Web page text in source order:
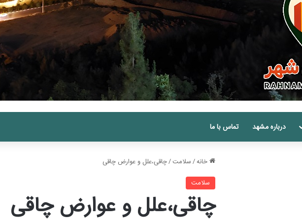
درباره مشهد تماس با ما
خانه/سلامت/چاقی،علل و عوارض چاقی
سلامت
چاقی،علل و عوارض چاقی